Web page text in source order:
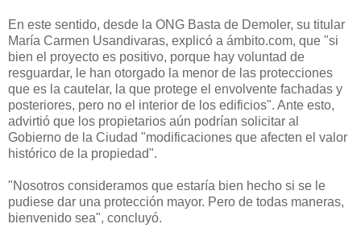
En este sentido, desde la ONG Basta de Demoler, su titular
María Carmen Usandivaras, explicó a ámbito.com, que "si
bien el proyecto es positivo, porque hay voluntad de
resguardar, le han otorgado la menor de las protecciones
que es la cautelar, la que protege el envolvente fachadas y
posteriores, pero no el interior de los edificios". Ante esto,
advirtió que los propietarios aún podrían solicitar al
Gobierno de la Ciudad "modificaciones que afecten el valor
histórico de la propiedad".
"Nosotros consideramos que estaría bien hecho si se le
pudiese dar una protección mayor. Pero de todas maneras,
bienvenido sea", concluyó.